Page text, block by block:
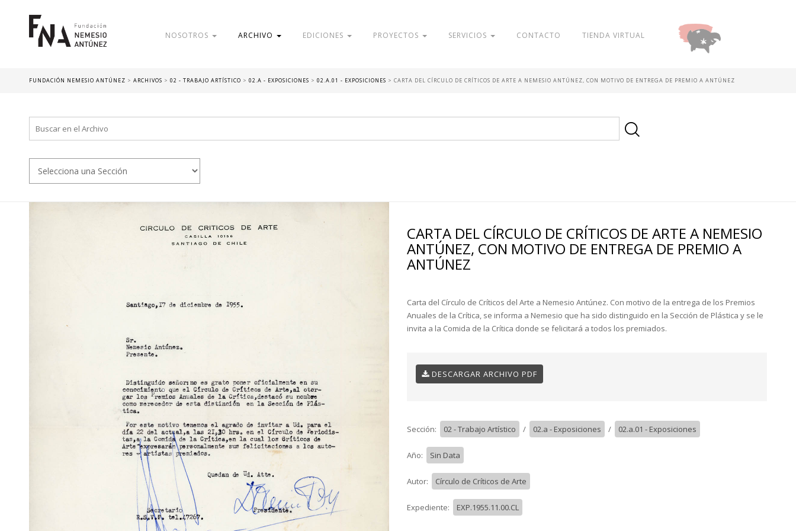
NOSOTROS ARCHIVO EDICIONES PROYECTOS SERVICIOS CONTACTO TIENDA VIRTUAL
FUNDACIÓN NEMESIO ANTÚNEZ > ARCHIVOS > 02 - TRABAJO ARTÍSTICO > 02.A - EXPOSICIONES > 02.A.01 - EXPOSICIONES > CARTA DEL CÍRCULO DE CRÍTICOS DE ARTE A NEMESIO ANTÚNEZ, CON MOTIVO DE ENTREGA DE PREMIO A ANTÚNEZ
CARTA DEL CÍRCULO DE CRÍTICOS DE ARTE A NEMESIO
ANTÚNEZ, CON MOTIVO DE ENTREGA DE PREMIO A
ANTÚNEZ
Carta del Círculo de Críticos del Arte a Nemesio Antúnez. Con motivo de la entrega de los Premios
Anuales de la Crítica, se informa a Nemesio que ha sido distinguido en la Sección de Plástica y se le
invita a la Comida de la Crítica donde se felicitará a todos los premiados.
DESCARGAR ARCHIVO PDF
Sección: 02 - Trabajo Artístico / 02.a - Exposiciones / 02.a.01 - Exposiciones
Año: Sin Data
Autor: Círculo de Críticos de Arte
Expediente: EXP.1955.11.00.CL